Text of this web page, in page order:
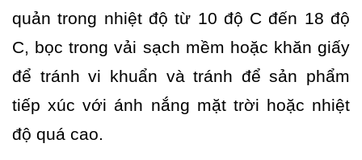
quản trong nhiệt độ từ 10 độ C đến 18 độ
C, bọc trong vải sạch mềm hoặc khăn giấy
để tránh vi khuẩn và tránh để sản phẩm
tiếp xúc với ánh nắng mặt trời hoặc nhiệt
độ quá cao.